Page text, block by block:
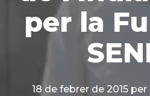
per la
18 de febrer de 2015 per